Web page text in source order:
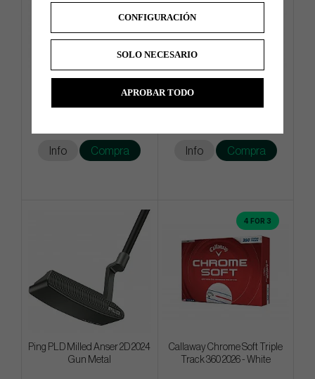
Patricks Day Blade Putter
Headcover
Info Compra
Performance Black Line -
White
Info Compra
Ping PLD Milled Anser 2D 2024
Gun Metal
4 FOR 3
Callaway Chrome Soft Triple
Track 360 2026 - White
CONFIGURACIÓN
SOLO NECESARIO
APROBAR TODO